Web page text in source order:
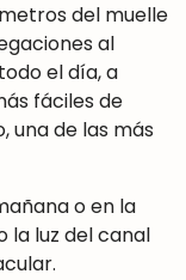
del muelle
al
el día, a
fáciles de
una de las más
o en la
la luz del canal